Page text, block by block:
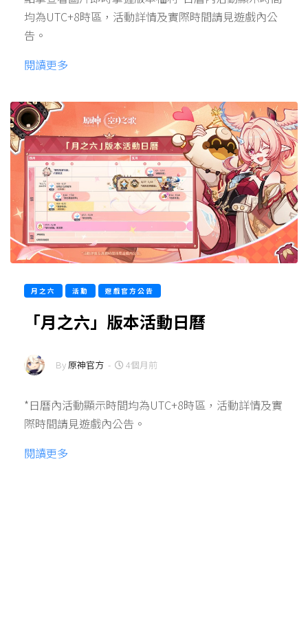
均為UTC+8時區，活動詳情及實際時間請見遊戲內公
告。
閱讀更多
月之六 活動 遊戲官方公告
「月之六」版本活動日曆
By原神官方 - 4個月前
*日曆內活動顯示時間均為UTC+8時區，活動詳情及實
際時間請見遊戲內公告。
閱讀更多